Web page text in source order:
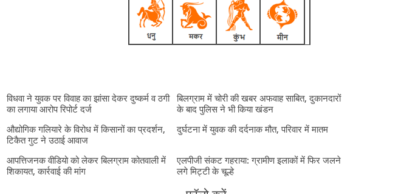
विधवा ने युवक पर विवाह का झांसा देकर दुष्कर्म व ठगी
का लगाया आरोप रिपोर्ट दर्ज
बिलग्राम में चोरी की खबर अफवाह साबित, दुकानदारों
के बाद पुलिस ने भी किया खंडन
औद्योगिक गलियारे के विरोध में किसानों का प्रदर्शन,
टिकैत गुट ने उठाई आवाज
दुर्घटना में युवक की दर्दनाक मौत, परिवार में मातम
आपत्तिजनक वीडियो को लेकर बिलग्राम कोतवाली में
शिकायत, कार्रवाई की मांग
एलपीजी संकट गहराया: ग्रामीण इलाकों में फिर जलने
लगे मिट्टी के चूल्हे